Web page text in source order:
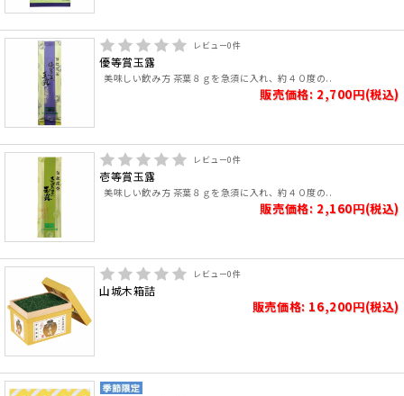
レビュー0件
優等賞玉露
美味しい飲み方 茶葉８ｇを急須に入れ、約４０度の..
販売価格: 2,700円(税込)
レビュー0件
壱等賞玉露
美味しい飲み方 茶葉８ｇを急須に入れ、約４０度の..
販売価格: 2,160円(税込)
レビュー0件
山城木箱詰
販売価格: 16,200円(税込)